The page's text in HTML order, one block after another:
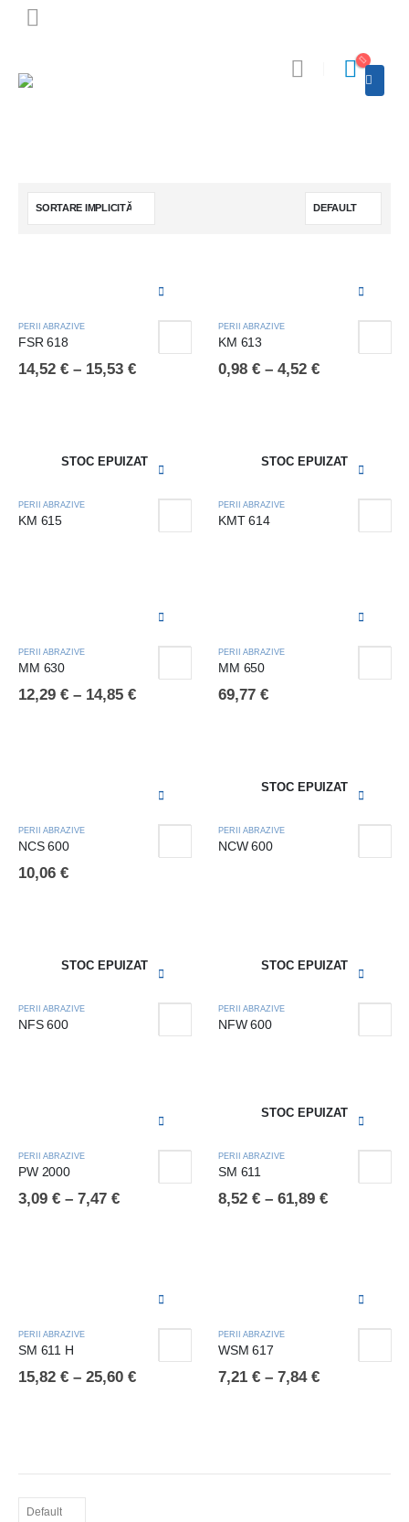
PERII ABRAZIVE
FSR 618
14,52 € – 15,53 €
PERII ABRAZIVE
KM 613
0,98 € – 4,52 €
STOC EPUIZAT
PERII ABRAZIVE
KM 615
STOC EPUIZAT
PERII ABRAZIVE
KMT 614
PERII ABRAZIVE
MM 630
12,29 € – 14,85 €
PERII ABRAZIVE
MM 650
69,77 €
PERII ABRAZIVE
NCS 600
10,06 €
STOC EPUIZAT
PERII ABRAZIVE
NCW 600
STOC EPUIZAT
PERII ABRAZIVE
NFS 600
STOC EPUIZAT
PERII ABRAZIVE
NFW 600
PERII ABRAZIVE
PW 2000
3,09 € – 7,47 €
STOC EPUIZAT
PERII ABRAZIVE
SM 611
8,52 € – 61,89 €
PERII ABRAZIVE
SM 611 H
15,82 € – 25,60 €
PERII ABRAZIVE
WSM 617
7,21 € – 7,84 €